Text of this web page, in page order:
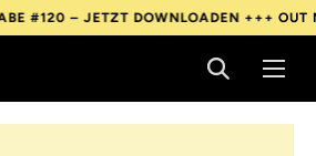
– JETZT DOWNLOADEN +++OUT NOW:
– JETZT DOWNLOADEN +++